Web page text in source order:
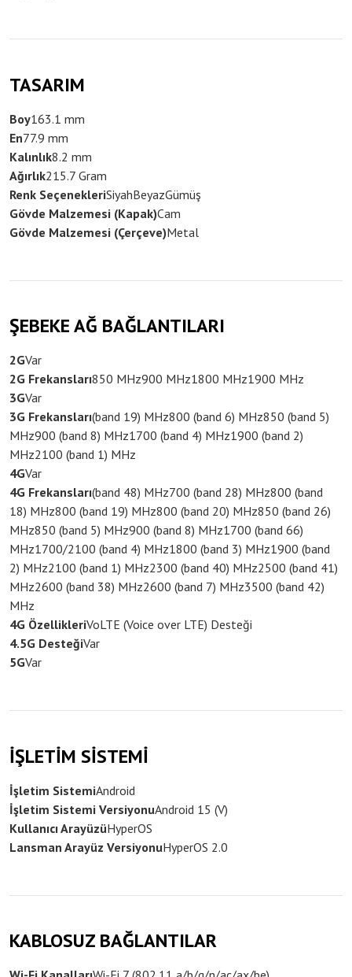
TASARIM
Boy163.1 mm
En77.9 mm
Kalınlık8.2 mm
Ağırlık215.7 Gram
Renk SeçenekleriSiyahBeyazGümüş
Gövde Malzemesi (Kapak)Cam
Gövde Malzemesi (Çerçeve)Metal
ŞEBEKE AĞ BAĞLANTILARI
2GVar
2G Frekansları850 MHz900 MHz1800 MHz1900 MHz
3GVar
3G Frekansları(band 19) MHz800 (band 6) MHz850 (band 5)
MHz900 (band 8) MHz1700 (band 4) MHz1900 (band 2)
MHz2100 (band 1) MHz
4GVar
4G Frekansları(band 48) MHz700 (band 28) MHz800 (band
18) MHz800 (band 19) MHz800 (band 20) MHz850 (band 26)
MHz850 (band 5) MHz900 (band 8) MHz1700 (band 66)
MHz1700/2100 (band 4) MHz1800 (band 3) MHz1900 (band
2) MHz2100 (band 1) MHz2300 (band 40) MHz2500 (band 41)
MHz2600 (band 38) MHz2600 (band 7) MHz3500 (band 42)
MHz
4G ÖzellikleriVoLTE (Voice over LTE) Desteği
4.5G DesteğiVar
5GVar
İŞLETİM SİSTEMİ
İşletim SistemiAndroid
İşletim Sistemi VersiyonuAndroid 15 (V)
Kullanıcı ArayüzüHyperOS
Lansman Arayüz VersiyonuHyperOS 2.0
KABLOSUZ BAĞLANTILAR